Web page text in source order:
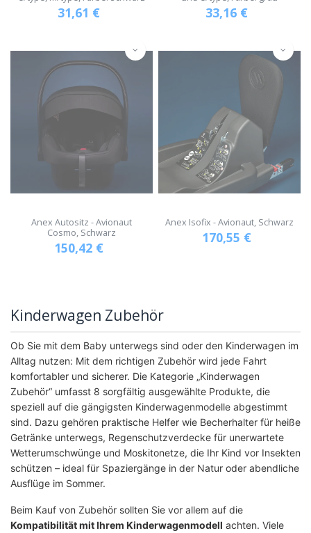
31,61 € 33,16 €
Anex Autositz - Avionaut
Cosmo, Schwarz
150,42 €
Anex Isofix - Avionaut, Schwarz
170,55 €
Kinderwagen Zubehör
Ob Sie mit dem Baby unterwegs sind oder den Kinderwagen im
Alltag nutzen: Mit dem richtigen Zubehör wird jede Fahrt
komfortabler und sicherer. Die Kategorie „Kinderwagen
Zubehör“ umfasst 8 sorgfältig ausgewählte Produkte, die
speziell auf die gängigsten Kinderwagenmodelle abgestimmt
sind. Dazu gehören praktische Helfer wie Becherhalter für heiße
Getränke unterwegs, Regenschutzverdecke für unerwartete
Wetterumschwünge und Moskitonetze, die Ihr Kind vor Insekten
schützen – ideal für Spaziergänge in der Natur oder abendliche
Ausflüge im Sommer.
Beim Kauf von Zubehör sollten Sie vor allem auf die
Kompatibilität mit Ihrem Kinderwagenmodell achten. Viele